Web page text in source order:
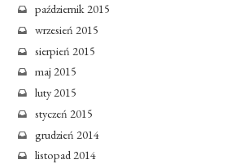
październik 2015
wrzesień 2015
sierpień 2015
maj 2015
luty 2015
styczeń 2015
grudzień 2014
listopad 2014